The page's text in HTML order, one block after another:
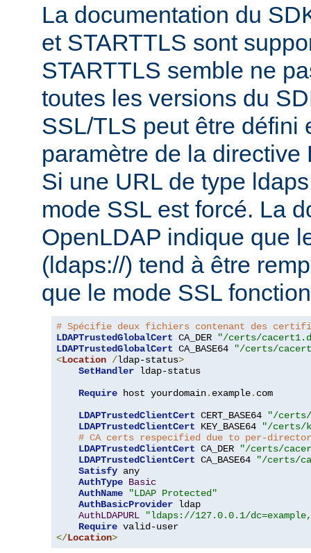
La documentation du
et STARTTLS sont
STARTTLS semble ne
toutes les versions du
SSL/TLS peut être défini
paramètre de la
Si une URL de type
mode SSL est forcé. La
OpenLDAP indique que
(ldaps://) tend à être
que le mode SSL
# Spécifie deux fichiers contenant des
LDAPTrustedGlobalCert CA_DER
"/certs/
LDAPTrustedGlobalCert CA_BASE64
"/certs/
<Location /ldap-status>
SetHandler ldap-status
Require host yourdomain. example. com
LDAPTrustedClientCert CERT_BASE64
"/certs/
LDAPTrustedClientCert KEY_BASE64
"/certs/
# CA certs respecified due to per-
LDAPTrustedClientCert CA_DER
"/certs/
LDAPTrustedClientCert CA_BASE64
"/certs/
Satisfy any
AuthType Basic
AuthName
"LDAP Protected"
AuthBasicProvider ldap
AuthLDAPURL
"ldaps://127.0.0.1/
Require
</Location>